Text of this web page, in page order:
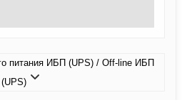
питания ИБП (UPS) / Off-line ИБП
(UPS)